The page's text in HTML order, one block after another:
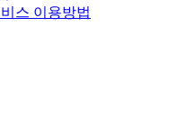
스 이용방법